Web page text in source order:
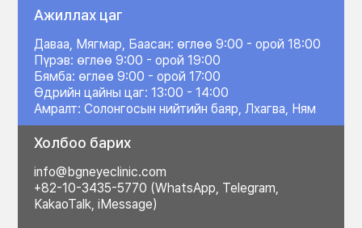
Ажиллах цаг
Даваа, Мягмар, Баасан: өглөө 9:00 - орой 18:00
Пүрэв: өглөө 9:00 - орой 19:00
Бямба: өглөө 9:00 - орой 17:00
Өдрийн цайны цаг: 13:00 - 14:00
Амралт: Солонгосын нийтийн баяр, Лхагва, Ням
Холбоо барих
info@bgneyeclinic.com
+82-10-3435-5770 (WhatsApp, Telegram,
KakaoTalk, iMessage)